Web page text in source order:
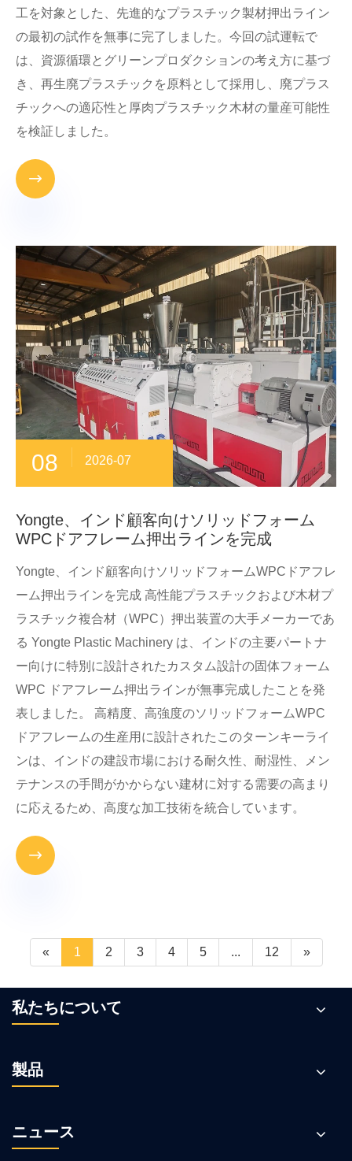
工を対象とした、先進的なプラスチック製材押出ライン
の最初の試作を無事に完了しました。今回の試運転で
は、資源循環とグリーンプロダクションの考え方に基づ
き、再生廃プラスチックを原料として採用し、廃プラス
チックへの適応性と厚肉プラスチック木材の量産可能性
を検証しました。

08 2026-07
Yongte、インド顧客向けソリッドフォーム
WPCドアフレーム押出ラインを完成
Yongte、インド顧客向けソリッドフォームWPCドアフレ
ーム押出ラインを完成 高性能プラスチックおよび木材プ
ラスチック複合材（WPC）押出装置の大手メーカーであ
る Yongte Plastic Machinery は、インドの主要パートナ
ー向けに特別に設計されたカスタム設計の固体フォーム
WPC ドアフレーム押出ラインが無事完成したことを発
表しました。 高精度、高強度のソリッドフォームWPC
ドアフレームの生産用に設計されたこのターンキーライ
ンは、インドの建設市場における耐久性、耐湿性、メン
テナンスの手間がかからない建材に対する需要の高まり
に応えるため、高度な加工技術を統合しています。

« 1 2 3 4 5 ... 12 »
私たちについて
製品
ニュース